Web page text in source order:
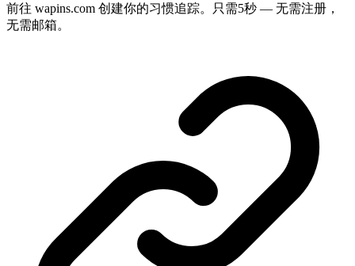
前往 wapins.com 创建你的习惯追踪。只需5秒 — 无需注册，
无需邮箱。